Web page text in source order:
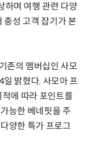
하며 여행 관련 다양
충성 고객 잡기가 본
존의 멤버십인 사모
밝혔다. 사모아 프
에 따라 포인트를
능한 베네핏을 주
양한 특가 프로그